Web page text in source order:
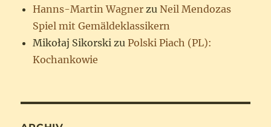
Hanns-Martin Wagner zuNeil Mendozas
Spiel mit Gemäldeklassikern
Mikołaj Sikorski zuPolski Piach (PL):
Kochankowie